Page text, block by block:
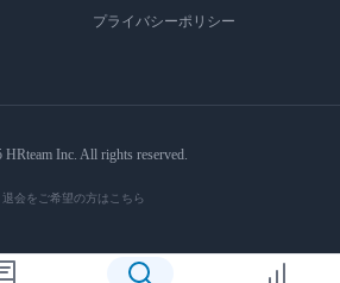
プライバシーポリシー
Inc. All rights reserved.
退会をご希望の方はこちら